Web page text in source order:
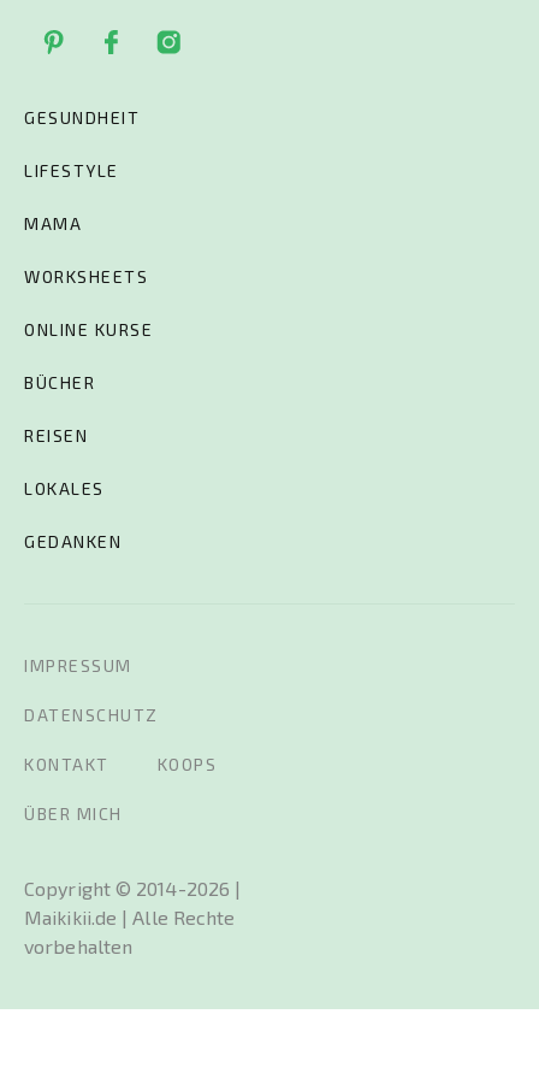
GESUNDHEIT
LIFESTYLE
MAMA
WORKSHEETS
ONLINE KURSE
BÜCHER
REISEN
LOKALES
GEDANKEN
Copyright © 2014-2026 |
Maikikii.de | Alle Rechte
vorbehalten
IMPRESSUM
DATENSCHUTZ
KONTAKT KOOPS
ÜBER MICH